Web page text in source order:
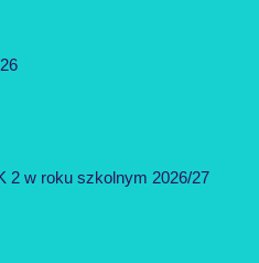
2 w roku szkolnym 2026/27